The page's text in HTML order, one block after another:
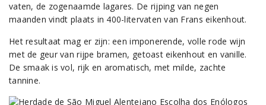
vaten, de zogenaamde lagares. De rijping van negen
maanden vindt plaats in 400-litervaten van Frans eikenhout.
Het resultaat mag er zijn: een imponerende, volle rode wijn
met de geur van rijpe bramen, getoast eikenhout en vanille.
De smaak is vol, rijk en aromatisch, met milde, zachte
tannine.